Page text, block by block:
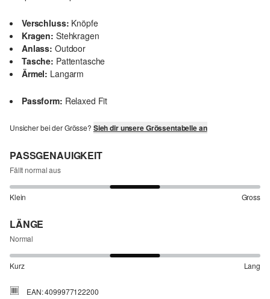
Verschluss: Knöpfe
Kragen: Stehkragen
Anlass: Outdoor
Tasche: Pattentasche
Ärmel: Langarm
Passform: Relaxed Fit
Unsicher bei der Grösse? Sieh dir unsere Grössentabelle an
PASSGENAUIGKEIT
Fällt normal aus
Klein Gross
LÄNGE
Normal
Kurz Lang
EAN: 4099977122200